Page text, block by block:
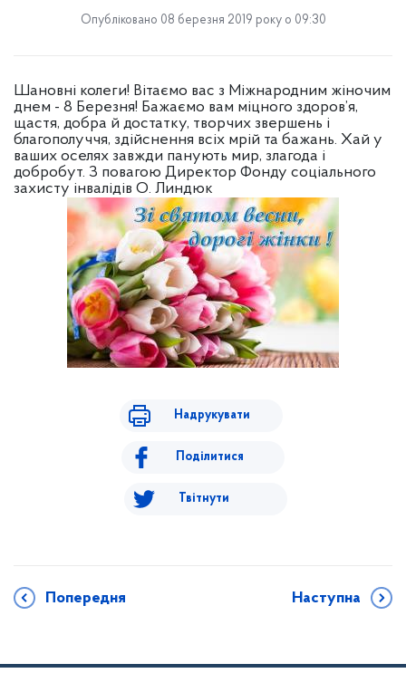
Опубліковано 08 березня 2019 року о 09:30
Шановні колеги! Вітаємо вас з Міжнародним жіночим
днем - 8 Березня! Бажаємо вам міцного здоров’я,
щастя, добра й достатку, творчих звершень і
благополуччя, здійснення всіх мрій та бажань. Хай у
ваших оселях завжди панують мир, злагода і
добробут. З повагою Директор Фонду соціального
захисту інвалідів О. Линдюк
Надрукувати
Поділитися
Твітнути
Попередня Наступна